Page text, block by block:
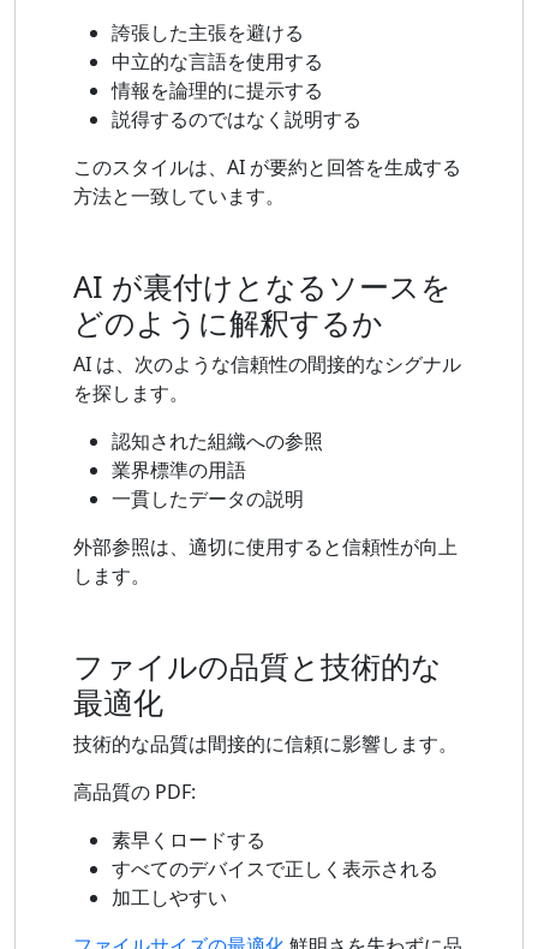
誇張した主張を避ける
中立的な言語を使用する
情報を論理的に提示する
説得するのではなく説明する
このスタイルは、AI が要約と回答を生成する
方法と一致しています。
AI が裏付けとなるソースを
どのように解釈するか
AI は、次のような信頼性の間接的なシグナル
を探します。
認知された組織への参照
業界標準の用語
一貫したデータの説明
外部参照は、適切に使用すると信頼性が向上
します。
ファイルの品質と技術的な
最適化
技術的な品質は間接的に信頼に影響します。
高品質の PDF:
素早くロードする
すべてのデバイスで正しく表示される
加工しやすい